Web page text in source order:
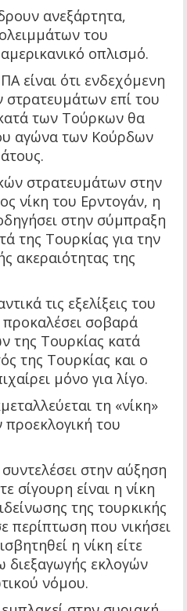
ανεξάρτητα,
του
οπλισμό.
είναι ότι ενδεχόμενη
στρατευμάτων επί του
των Τούρκων θα
αγώνα των Κούρδων
στρατευμάτων στην
νίκη του Ερντογάν, η
στην σύμπραξη
της Τουρκίας για την
ακεραιότητας της
τις εξελίξεις του
σοβαρά
της Τουρκίας κατά
της Τουρκίας και ο
μόνο για λίγο.
τη «νίκη»
προεκλογική του
στην αύξηση
σίγουρη είναι η νίκη
της τουρκικής
περίπτωση που νικήσει
η νίκη είτε
διεξαγωγής εκλογών
νόμου.